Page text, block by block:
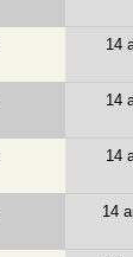
14
14
14
14